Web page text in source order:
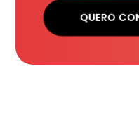
QUERO